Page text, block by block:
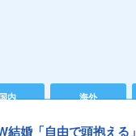
内 海外
結婚「自由で頭抱える」